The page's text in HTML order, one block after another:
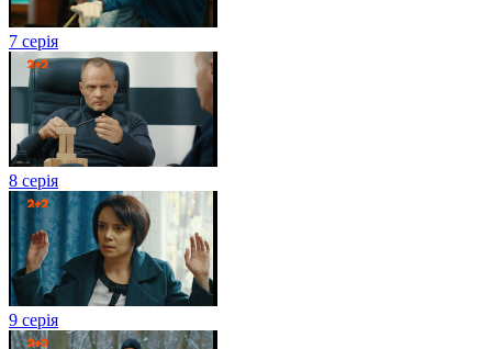
7 серія
8 серія
9 серія